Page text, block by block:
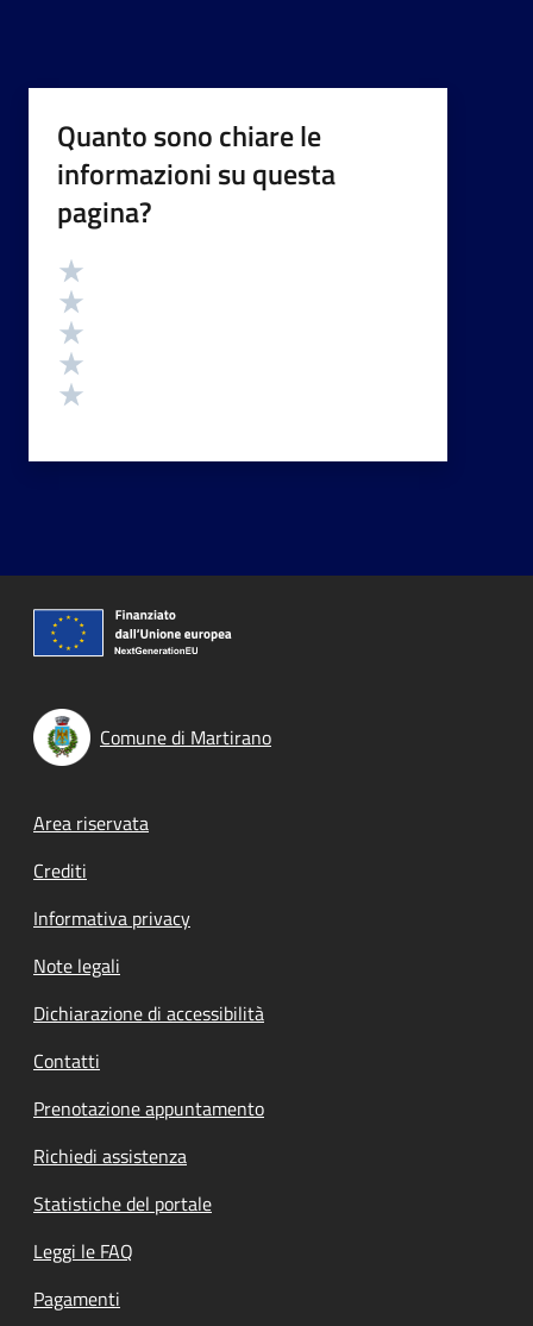
Quanto sono chiare le
informazioni su questa
pagina?
Valutazione
Comune di Martirano
Footer menu
Area riservata
Crediti
Informativa privacy
Note legali
Dichiarazione di accessibilità
Contatti
Prenotazione appuntamento
Richiedi assistenza
Statistiche del portale
Leggi le FAQ
Pagamenti